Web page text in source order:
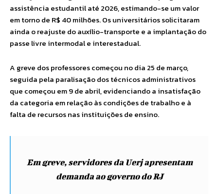
assistência estudantil até 2026, estimando-se um valor
em torno de R$ 40 milhões. Os universitários solicitaram
ainda o reajuste do auxílio-transporte e a implantação do
passe livre intermodal e interestadual.
A greve dos professores começou no dia 25 de março,
seguida pela paralisação dos técnicos administrativos
que começou em 9 de abril, evidenciando a insatisfação
da categoria em relação às condições de trabalho e à
falta de recursos nas instituições de ensino.
Em greve, servidores da Uerj apresentam
demanda ao governo do RJ